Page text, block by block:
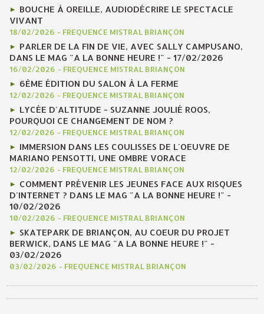
BOUCHE À OREILLE, AUDIODÉCRIRE LE SPECTACLE
VIVANT
18/02/2026 - FREQUENCE MISTRAL BRIANÇON
PARLER DE LA FIN DE VIE, AVEC SALLY CAMPUSANO,
DANS LE MAG "A LA BONNE HEURE !" - 17/02/2026
16/02/2026 - FREQUENCE MISTRAL BRIANÇON
6ÈME ÉDITION DU SALON À LA FERME
12/02/2026 - FREQUENCE MISTRAL BRIANÇON
LYCÉE D'ALTITUDE - SUZANNE JOULIÉ ROOS,
POURQUOI CE CHANGEMENT DE NOM ?
12/02/2026 - FREQUENCE MISTRAL BRIANÇON
IMMERSION DANS LES COULISSES DE L'OEUVRE DE
MARIANO PENSOTTI, UNE OMBRE VORACE
12/02/2026 - FREQUENCE MISTRAL BRIANÇON
COMMENT PRÉVENIR LES JEUNES FACE AUX RISQUES
D'INTERNET ? DANS LE MAG "A LA BONNE HEURE !" -
10/02/2026
10/02/2026 - FREQUENCE MISTRAL BRIANÇON
SKATEPARK DE BRIANÇON, AU COEUR DU PROJET
BERWICK, DANS LE MAG "A LA BONNE HEURE !" -
03/02/2026
03/02/2026 - FREQUENCE MISTRAL BRIANÇON